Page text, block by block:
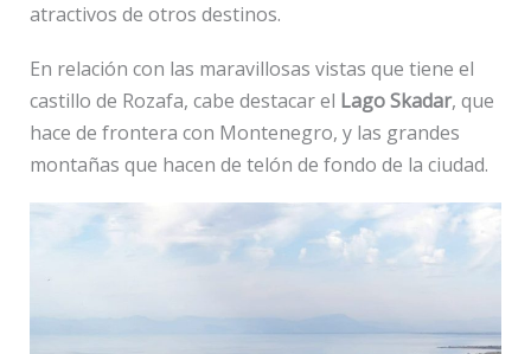
atractivos de otros destinos.
En relación con las maravillosas vistas que tiene el
castillo de Rozafa, cabe destacar el Lago Skadar, que
hace de frontera con Montenegro, y las grandes
montañas que hacen de telón de fondo de la ciudad.